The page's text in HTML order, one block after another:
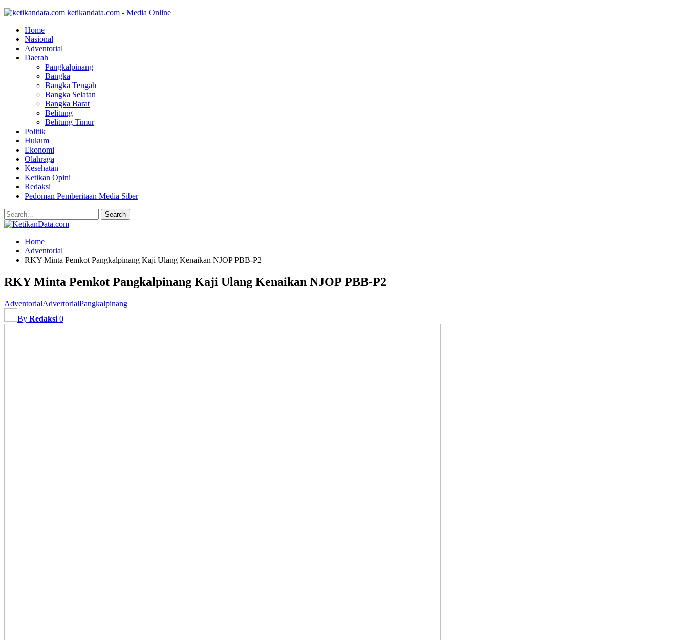
ketikandata.com - Media Online
Home
Nasional
Adventorial
Daerah
Pangkalpinang
Bangka
Bangka Tengah
Bangka Selatan
Bangka Barat
Belitung
Belitung Timur
Politik
Hukum
Ekonomi
Olahraga
Kesehatan
Ketikan Opini
Redaksi
Pedoman Pemberitaan Media Siber
Home
Adventorial
RKY Minta Pemkot Pangkalpinang Kaji Ulang Kenaikan NJOP PBB-P2
RKY Minta Pemkot Pangkalpinang Kaji Ulang Kenaikan NJOP PBB-P2
AdventorialAdvertorialPangkalpinang
By Redaksi 0